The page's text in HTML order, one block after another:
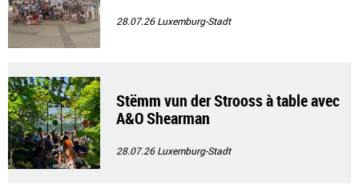
28.07.26Luxemburg-Stadt
Stëmm vun der Strooss à table avec
A&O Shearman
28.07.26Luxemburg-Stadt